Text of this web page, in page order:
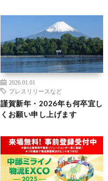
2026.01.01
プレスリリースなど
謹賀新年・2026年も何卒宜し
くお願い申し上げます